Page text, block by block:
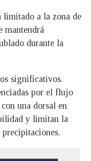
limitado a la zona de
mantendrá
durante la
significativos.
por el flujo
una dorsal en
y limitan la